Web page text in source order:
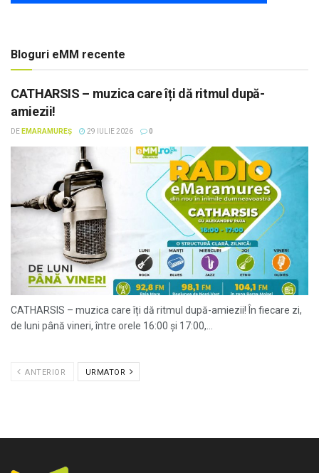
Bloguri eMM recente
CATHARSIS – muzica care îți dă ritmul după-
amiezii!
DE EMARAMUREȘ 29 IULIE 2026 0
CATHARSIS – muzica care îți dă ritmul după-amiezii! În fiecare zi,
de luni până vineri, între orele 16:00 și 17:00,...
ANTERIOR URMATOR